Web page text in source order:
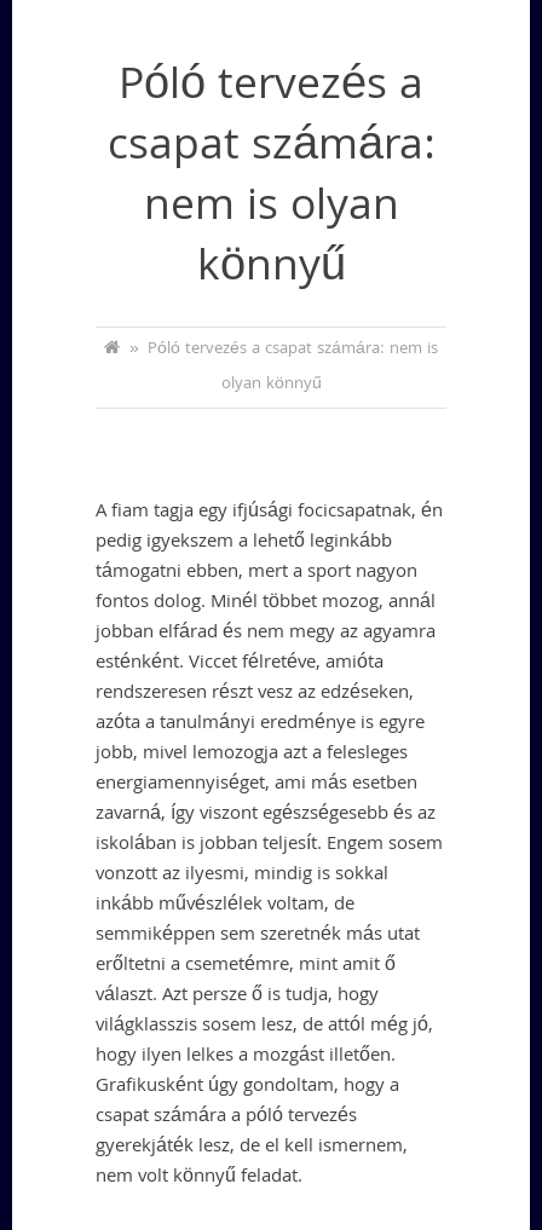
Póló tervezés a
csapat számára:
nem is olyan
könnyű
» Póló tervezés a csapat számára: nem is
olyan könnyű
A fiam tagja egy ifjúsági focicsapatnak, én
pedig igyekszem a lehető leginkább
támogatni ebben, mert a sport nagyon
fontos dolog. Minél többet mozog, annál
jobban elfárad és nem megy az agyamra
esténként. Viccet félretéve, amióta
rendszeresen részt vesz az edzéseken,
azóta a tanulmányi eredménye is egyre
jobb, mivel lemozogja azt a felesleges
energiamennyiséget, ami más esetben
zavarná, így viszont egészségesebb és az
iskolában is jobban teljesít. Engem sosem
vonzott az ilyesmi, mindig is sokkal
inkább művészlélek voltam, de
semmiképpen sem szeretnék más utat
erőltetni a csemetémre, mint amit ő
választ. Azt persze ő is tudja, hogy
világklasszis sosem lesz, de attól még jó,
hogy ilyen lelkes a mozgást illetően.
Grafikusként úgy gondoltam, hogy a
csapat számára a póló tervezés
gyerekjáték lesz, de el kell ismernem,
nem volt könnyű feladat.